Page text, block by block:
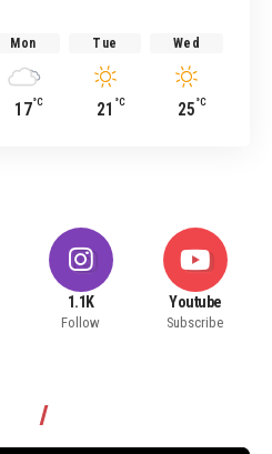
Mon
17°C
Tue
21 °C
Wed
25°C
1.1K
Follow
Youtube
Subscribe